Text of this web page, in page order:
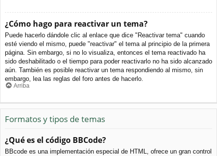
¿Cómo hago para reactivar un tema?
Puede hacerlo dándole clic al enlace que dice "Reactivar tema" cuando
esté viendo el mismo, puede "reactivar" el tema al principio de la primera
página. Sin embargo, si no lo visualiza, entonces el tema reactivado ha
sido deshabilitado o el tiempo para poder reactivarlo no ha sido alcanzado
aún. También es posible reactivar un tema respondiendo al mismo, sin
embargo, lea las reglas del foro antes de hacerlo.
Arriba
Formatos y tipos de temas
¿Qué es el código BBCode?
BBcode es una implementación especial de HTML, ofrece un gran control